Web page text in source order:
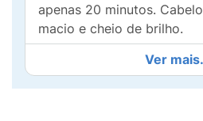
apenas 20 minutos.
macio e cheio de brilho.
Ver